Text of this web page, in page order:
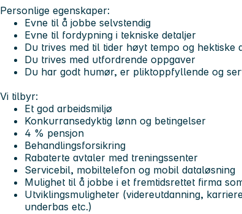
Personlige egenskaper:
Evne til å jobbe selvstendig
Evne til fordypning i tekniske detaljer
Du trives med til tider høyt tempo og hektiske
Du trives med utfordrende oppgaver
Du har godt humør, er pliktoppfyllende og
Vi tilbyr:
Et god arbeidsmiljø
Konkurransedyktig lønn og betingelser
4 % pensjon
Behandlingsforsikring
Rabaterte avtaler med treningssenter
Servicebil, mobiltelefon og mobil dataløsning
Mulighet til å jobbe i et fremtidsrettet firma
Utviklingsmuligheter (videreutdanning,
underbas etc.)